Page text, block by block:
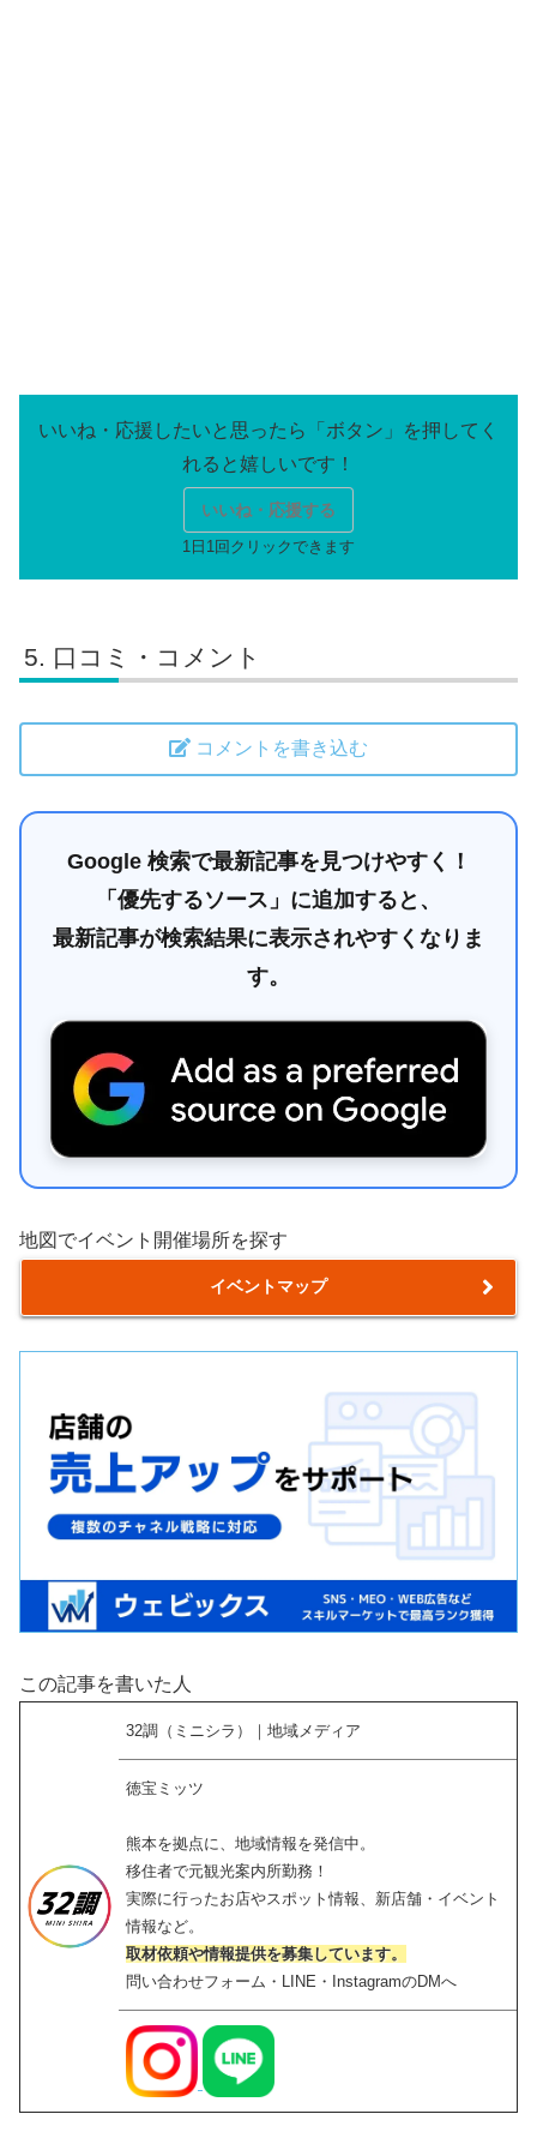
いいね・応援する
口コミ・コメント
コメントを書き込む
Google 検索で最新記事を見つけやすく！
「優先するソース」に追加すると、
最新記事が検索結果に表示されやすくなりま
す。
地図でイベント開催場所を探す
イベントマップ
この記事を書いた人
32調（ミニシラ）｜地域メディア
徳宝ミッツ
熊本を拠点に、地域情報を発信中。
移住者で元観光案内所勤務！
実際に行ったお店やスポット情報、新店舗・イベント
情報など。
取材依頼や情報提供を募集しています。
問い合わせフォーム・LINE・InstagramのDMへ